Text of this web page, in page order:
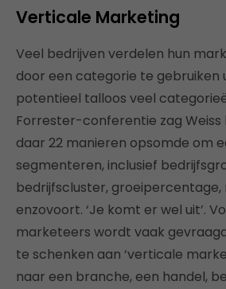
Verticale Marketing
Veel bedrijven verdelen hun
door een categorie te gebruiken
potentieel talloos veel
Forrester-conferentie zag Weiss
daar 22 manieren opsomde om
segmenteren, inclusief
bedrijfscluster,
enzovoort. ‘Je komt er wel uit’.
marketeers wordt vaak
te schenken aan ‘verticale
naar een branche, een handel,